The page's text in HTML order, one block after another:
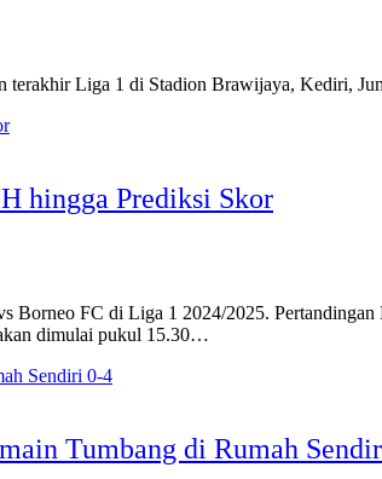
Liga 1 di Stadion Brawijaya, Kediri,
hingga Prediksi Skor
FC di Liga 1 2024/2025.
dimulai pukul 15.30…
Tumbang di Rumah